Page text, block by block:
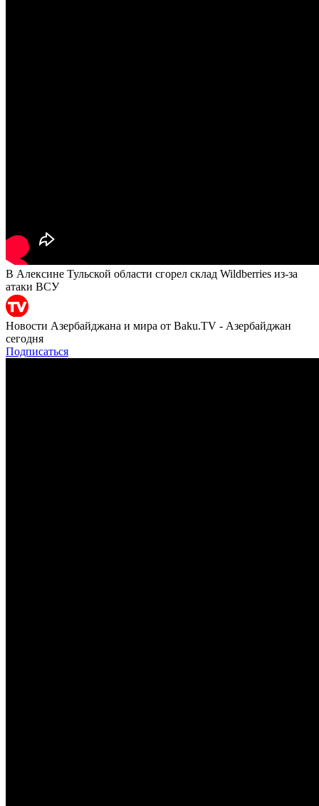
В Алексине Тульской области сгорел склад Wildberries из-за
атаки ВСУ
Новости Азербайджана и мира от Baku.TV - Азербайджан
сегодня
Подписаться